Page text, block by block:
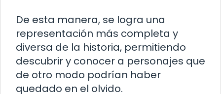
De esta manera, se logra una
representación más completa y
diversa de la historia, permitiendo
descubrir y conocer a personajes que
de otro modo podrían haber
quedado en el olvido.